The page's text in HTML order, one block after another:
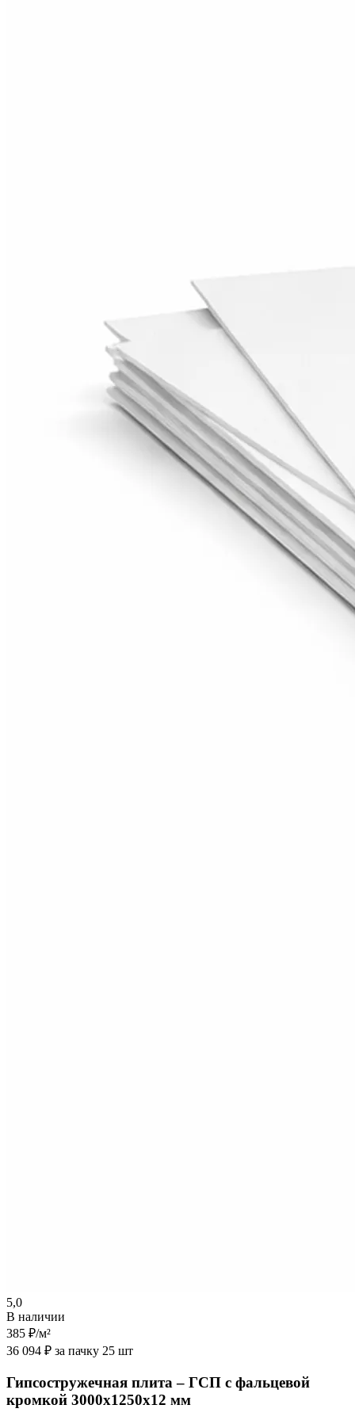
5,0
В наличии
385 ₽/м²
36 094 ₽ за пачку 25 шт
Гипсостружечная плита – ГСП с фальцевой
кромкой 3000х1250х12 мм